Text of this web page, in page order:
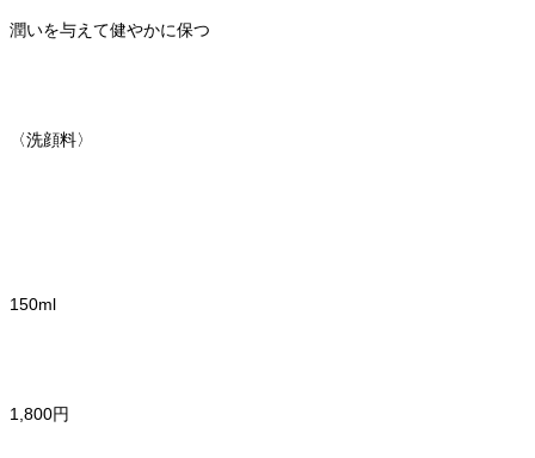
潤いを与えて健やかに保つ
〈洗顔料〉
150ml
1,800円